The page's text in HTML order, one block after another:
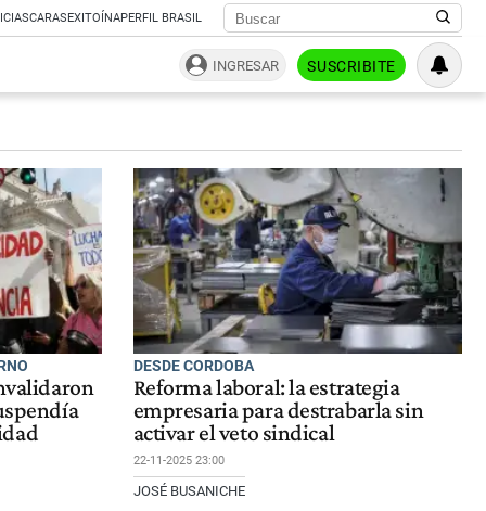
CARASEXITOÍNAPERFIL BRASIL
INGRESAR SUSCRIBITE
DESDE CORDOBA
Reforma laboral: la estrategia
empresaria para destrabarla sin
activar el veto sindical
22-11-2025 23:00
JOSÉ BUSANICHE